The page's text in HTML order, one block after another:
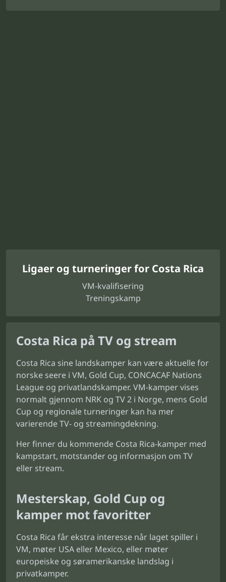
Ligaer og turneringer for Costa Rica
VM-kvalifisering
Treningskamp
Costa Rica på TV og stream
Costa Rica sine landskamper kan være aktuelle for
norske seere i VM, Gold Cup, CONCACAF Nations
League og privatlandskamper. VM-kamper vises
normalt gjennom NRK og TV 2 i Norge, mens Gold
Cup og regionale turneringer kan ha mer
varierende TV- og streamingdekning.
Her finner du kommende Costa Rica-kamper med
kampstart, motstander og informasjon om TV
eller stream.
Mesterskap, Gold Cup og
kamper mot favoritter
Costa Rica får ekstra interesse når laget spiller i
VM, møter USA eller Mexico, eller møter
europeiske og søramerikanske landslag i
privatkamper.